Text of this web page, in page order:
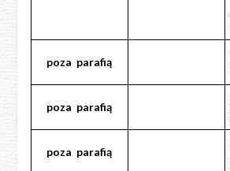
poza parafią
poza parafią
poza parafią